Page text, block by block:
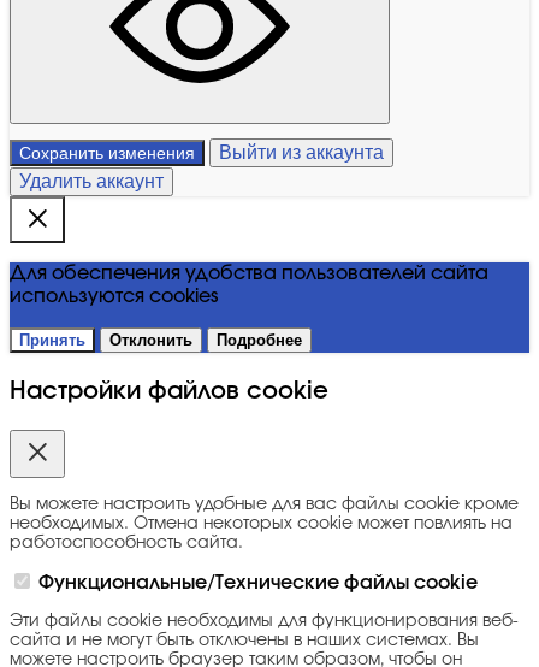
Сохранить изменения
Выйти из аккаунта
Удалить аккаунт
Для обеспечения удобства пользователей сайта
используются cookies
Принять Отклонить Подробнее
Настройки файлов cookie
Вы можете настроить удобные для вас файлы cookie кроме
необходимых. Отмена некоторых cookie может повлиять на
работоспособность сайта.
Функциональные/Технические файлы cookie
Эти файлы cookie необходимы для функционирования веб-
сайта и не могут быть отключены в наших системах. Вы
можете настроить браузер таким образом, чтобы он